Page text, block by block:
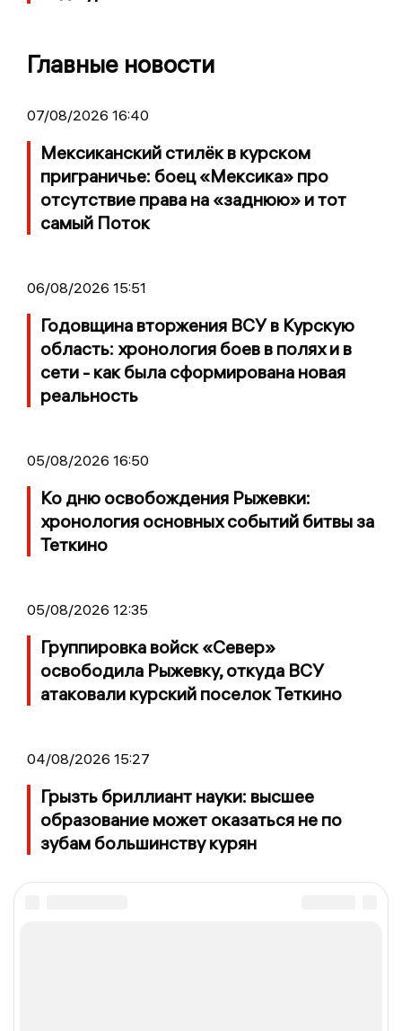
Главные новости
07/08/2026 16:40
Мексиканский стилёк в курском
приграничье: боец «Мексика» про
отсутствие права на «заднюю» и тот
самый Поток
06/08/2026 15:51
Годовщина вторжения ВСУ в Курскую
область: хронология боев в полях и в
сети - как была сформирована новая
реальность
05/08/2026 16:50
Ко дню освобождения Рыжевки:
хронология основных событий битвы за
Теткино
05/08/2026 12:35
Группировка войск «Север»
освободила Рыжевку, откуда ВСУ
атаковали курский поселок Теткино
04/08/2026 15:27
Грызть бриллиант науки: высшее
образование может оказаться не по
зубам большинству курян